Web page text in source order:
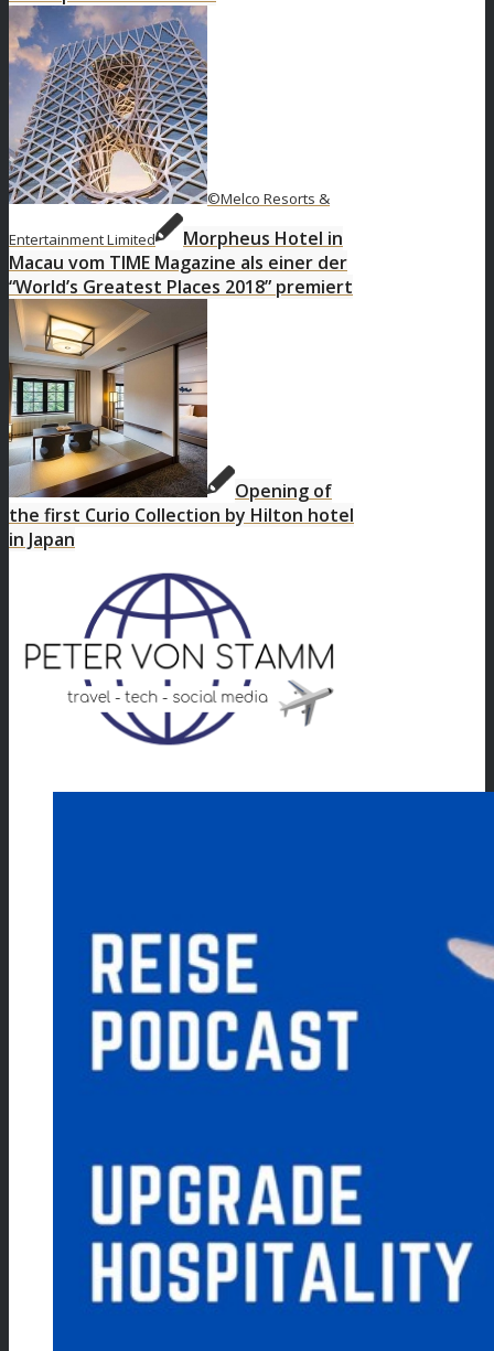
©Melco Resorts &
Entertainment Limited
Morpheus Hotel in
Macau vom TIME Magazine als einer der
“World’s Greatest Places 2018” premiert
Opening of
the first Curio Collection by Hilton hotel
in Japan